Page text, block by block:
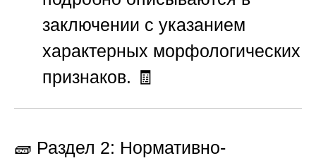
заключении с указанием
характерных морфологических
признаков. 🧾
🧱 Раздел 2: Нормативно-